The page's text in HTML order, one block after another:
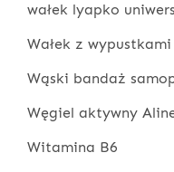
wałek lyapko
Wałek z wypustkami
Wąski bandaż
Węgiel aktywny
Witamina B6